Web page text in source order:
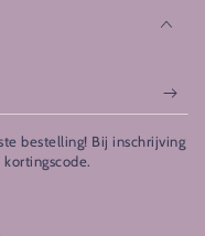
bestelling! Bij inschrijving